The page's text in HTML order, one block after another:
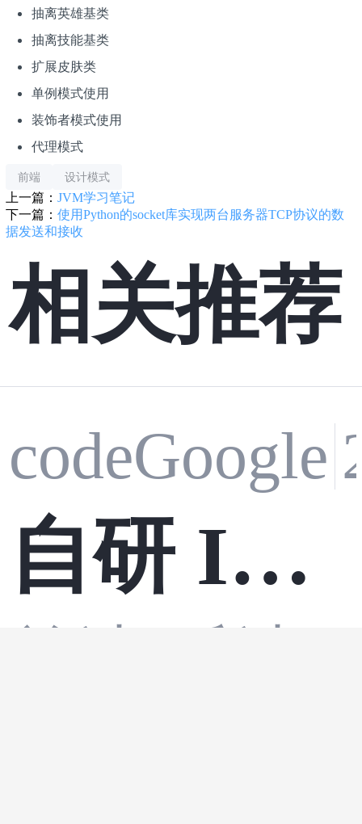
抽离英雄基类
抽离技能基类
扩展皮肤类
单例模式使用
装饰者模式使用
代理模式
前端 设计模式
上一篇： JVM学习笔记
下一篇： 使用Python的socket库实现两台服务器TCP协议的数
据发送和接收
相关推荐
codeGoogle
自研 IM